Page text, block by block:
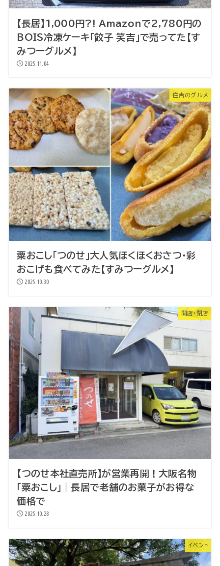
【長居】1,000円?! Amazonで2,780円の
BOIS冷凍ケーキ「餃子 笑吉」で売ってた【す
みつーグルメ】
2025.11.04
住吉のグルメ
粟おこし「つのせ」大人気ほくほくおさつ・彩
おこげも食べてみた【すみつーグルメ】
2025.10.30
開店・閉店
【つのせ本社直売所】が営業再開！大阪名物
「粟おこし」｜長居で老舗のお菓子がお得な
価格で
2025.10.28
イベント